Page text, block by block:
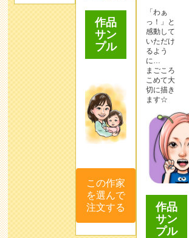
作品
サン
プル
この作家
を選んで
注文する
「わぁ
っ！」と
感動して
いただけ
るよう
に…
まごころ
こめて大
切に描き
ます☆
作品
サン
プル